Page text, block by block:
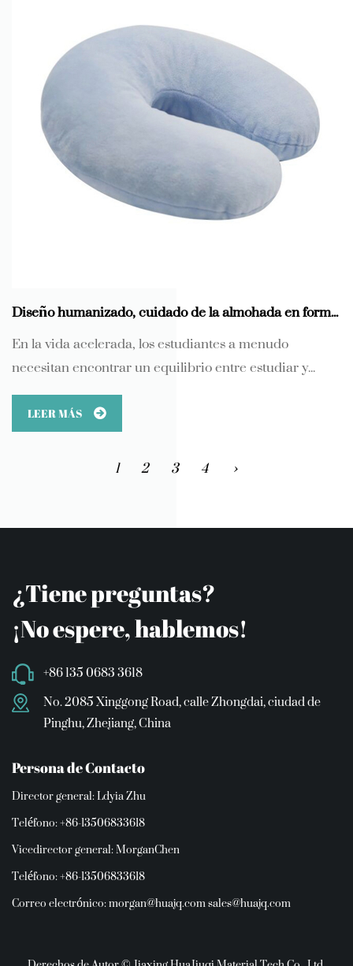
Diseño humanizado, cuidado de la almohada en forma de U para el cuello de viaje para estudiantes de felpa corta y saludable para el cuello
En la vida acelerada, los estudiantes a menudo
necesitan encontrar un equilibrio entre estudiar y...
LEER MÁS
1 2 3 4 ›
¿Tiene preguntas?
¡No espere, hablemos!
+86 135 0683 3618
No. 2085 Xinggong Road, calle Zhongdai, ciudad de
Pinghu, Zhejiang, China
Persona de Contacto
Director general: Ldyia Zhu
Teléfono: +86-13506833618
Vicedirector general: MorganChen
Teléfono: +86-13506833618
Correo electrónico:morgan@huajq.comsales@huajq.com